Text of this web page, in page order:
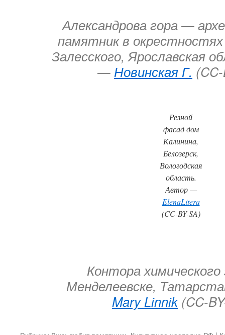
Александрова гора —
памятник в
Залесского, Ярославская
— Новинская Г.
Резной
фасад дом
Калинина,
Белозерск,
Вологодская
область.
Автор —
ElenaLitera
(CC-BY-SA)
Контора химического
Менделеевске,
Mary Linnik(CC-